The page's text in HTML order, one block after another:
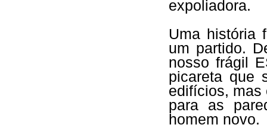
expoliadora.
Uma história
um partido.
nosso frágil
picareta que
edifícios, mas
para as
homem novo.